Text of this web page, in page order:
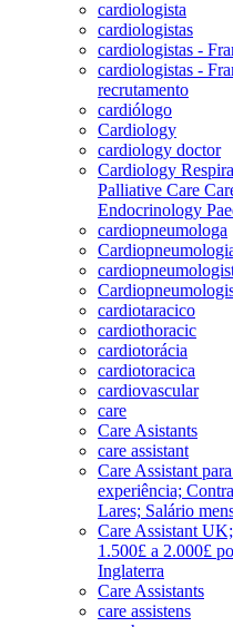
cardiologista
cardiologistas
cardiologistas -
cardiologistas -
recrutamento
cardiólogo
Cardiology
cardiology doctor
Cardiology
Palliative Care
Endocrinology
cardiopneumologa
cardiotaracico
cardiothoracic
cardiotorácia
cardiotoracica
cardiovascular
care
Care Asistants
care assistant
Care Assistant
experiência;
Lares; Salário
Care Assistant
1.500£ a 2.000£
Inglaterra
Care Assistants
care assistens